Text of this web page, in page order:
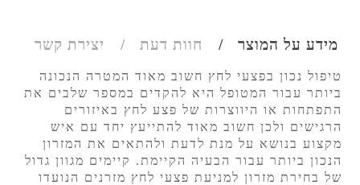
מידע על המוצר חוות דעת יצירת קשר
טיפול נכון בפצעי לחץ חשוב מאוד המטרה הנכונה
ביותר עבור המטופל היא להקדים במספר שלבים את
התפתחות או היווצרות של פצע לחץ באיזורים
הרגישים ולכן חשוב מאוד להתייעץ יחד עם איש
מקצוע בנושא על מנת לדעת ולהתאים את המזרון
הנכון ביותר עבור הבעיה הקיימת. קיימים מגוון גדול
של בחירת מזרון למניעת פצעי לחץ מזרנים הנועדו